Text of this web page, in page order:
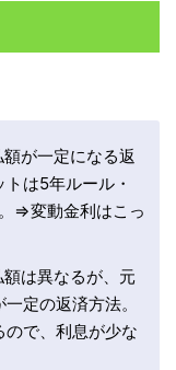
が一定になる返
は5年ルール・
⇒変動金利はこっ
は異なるが、元
定の返済方法。
ので、利息が少な